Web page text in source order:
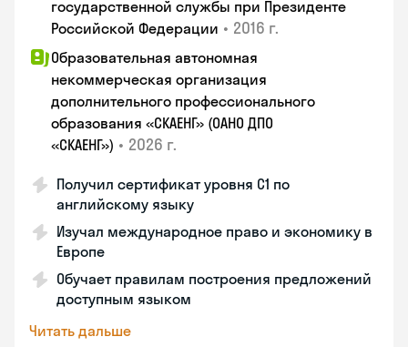
государственной службы при Президенте
Российской Федерации • 2016 г.
Образовательная автономная
некоммерческая организация
дополнительного профессионального
образования «СКАЕНГ» (ОАНО ДПО
«СКАЕНГ») • 2026 г.
Получил сертификат уровня С1 по
английскому языку
Изучал международное право и экономику в
Европе
Обучает правилам построения предложений
доступным языком
Читать дальше